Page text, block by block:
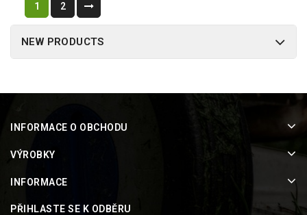
1 2
NEW PRODUCTS
INFORMACE O OBCHODU
VÝROBKY
INFORMACE
PŘIHLASTE SE K ODBĚRU